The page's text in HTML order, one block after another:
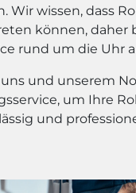
Wir wissen, dass
können, daher
rund um die Uhr
und unserem
um Ihre
und